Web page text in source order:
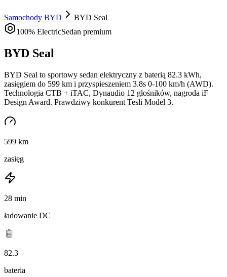
Samochody BYD
BYD Seal
100% ElectricSedan premium
BYD Seal
BYD Seal to sportowy sedan elektryczny z baterią 82.3 kWh,
zasięgiem do 599 km i przyspieszeniem 3.8s 0-100 km/h (AWD).
Technologia CTB + iTAC, Dynaudio 12 głośników, nagroda iF
Design Award. Prawdziwy konkurent Tesli Model 3.
599 km
zasięg
28 min
ładowanie DC
82.3
bateria